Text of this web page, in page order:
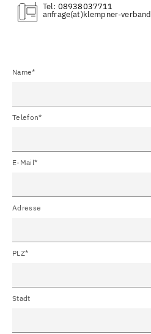
Tel: 08938037711
(at)
Name*
Telefon*
E-Mail*
Adresse
PLZ*
Stadt